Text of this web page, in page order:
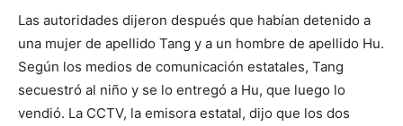
Las autoridades dijeron después que habían detenido a
una mujer de apellido Tang y a un hombre de apellido Hu.
Según los medios de comunicación estatales, Tang
secuestró al niño y se lo entregó a Hu, que luego lo
vendió. La CCTV, la emisora estatal, dijo que los dos